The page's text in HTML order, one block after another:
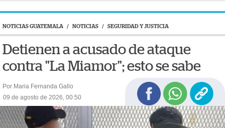
NOTICIAS GUATEMALA / NOTICIAS / SEGURIDAD Y JUSTICIA
Detienen a acusado de ataque
contra "La Miamor"; esto se sabe
Por Maria Fernanda Gallo
09 de agosto de 2026, 00:50